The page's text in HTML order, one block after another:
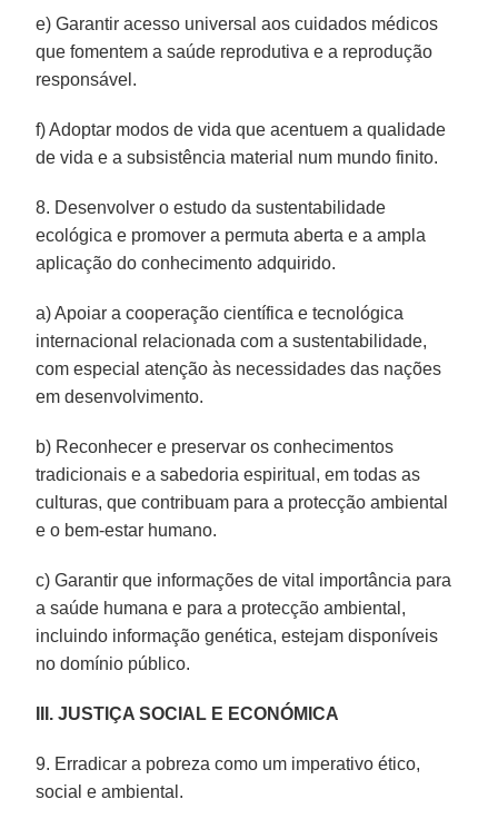
e) Garantir acesso universal aos cuidados médicos
que fomentem a saúde reprodutiva e a reprodução
responsável.
f) Adoptar modos de vida que acentuem a qualidade
de vida e a subsistência material num mundo finito.
8. Desenvolver o estudo da sustentabilidade
ecológica e promover a permuta aberta e a ampla
aplicação do conhecimento adquirido.
a) Apoiar a cooperação científica e tecnológica
internacional relacionada com a sustentabilidade,
com especial atenção às necessidades das nações
em desenvolvimento.
b) Reconhecer e preservar os conhecimentos
tradicionais e a sabedoria espiritual, em todas as
culturas, que contribuam para a protecção ambiental
e o bem-estar humano.
c) Garantir que informações de vital importância para
a saúde humana e para a protecção ambiental,
incluindo informação genética, estejam disponíveis
no domínio público.
III. JUSTIÇA SOCIAL E ECONÓMICA
9. Erradicar a pobreza como um imperativo ético,
social e ambiental.